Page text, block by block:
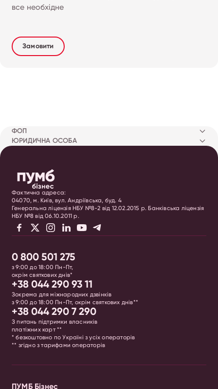
все необхідне
Замовити
ФОП
ЮРИДИЧНА ОСОБА
Фактична адреса:
04070, м. Київ, вул. Андріївська, буд. 4
Генеральна ліцензія НБУ №8-2 від 12.02.2015 р. Банківська ліцензія
НБУ №8 від 06.10.2011 р.
0 800 501 275
з 9:00 до 18:00 Пн-Пт,
окрім святкових днів*
+38 044 290 93 11
Зокрема для міжнародних дзвінків
з 9:00 до 18:00 Пн-Пт, окрім святкових днів**
+38 044 290 7 290
З питань підтримки власників
платіжних карт **
* безкоштовно по Україні з усіх операторів
** згідно з тарифами операторів
ПУМБ Бізнес